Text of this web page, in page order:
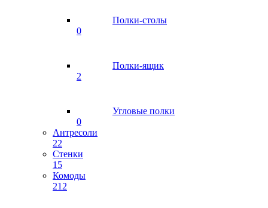
Полки-столы
0
Полки-ящик
2
Угловые полки
0
Антресоли
22
Стенки
15
Комоды
212